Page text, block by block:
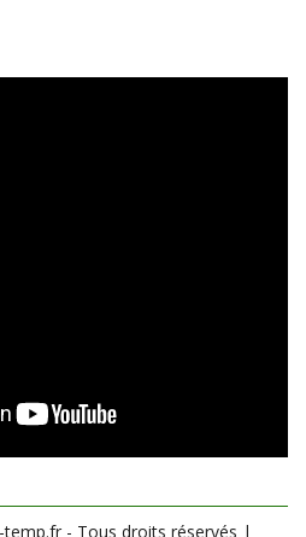
- Tous droits réservés |